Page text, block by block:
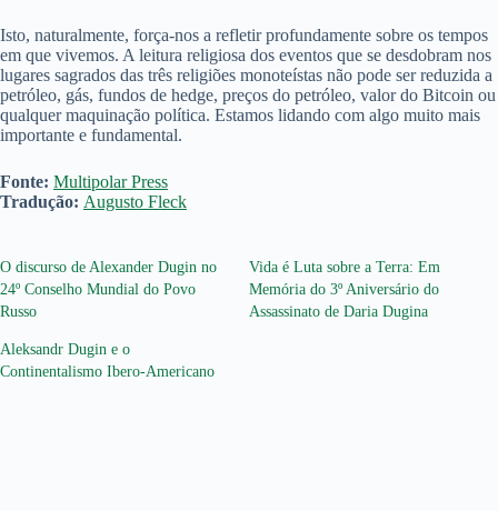
Isto, naturalmente, força-nos a refletir profundamente sobre os tempos
em que vivemos. A leitura religiosa dos eventos que se desdobram nos
lugares sagrados das três religiões monoteístas não pode ser reduzida a
petróleo, gás, fundos de hedge, preços do petróleo, valor do Bitcoin ou
qualquer maquinação política. Estamos lidando com algo muito mais
importante e fundamental.
Fonte: Multipolar Press
Tradução: Augusto Fleck
O discurso de Alexander Dugin no
24º Conselho Mundial do Povo
Russo
Vida é Luta sobre a Terra: Em
Memória do 3º Aniversário do
Assassinato de Daria Dugina
Aleksandr Dugin e o
Continentalismo Ibero-Americano